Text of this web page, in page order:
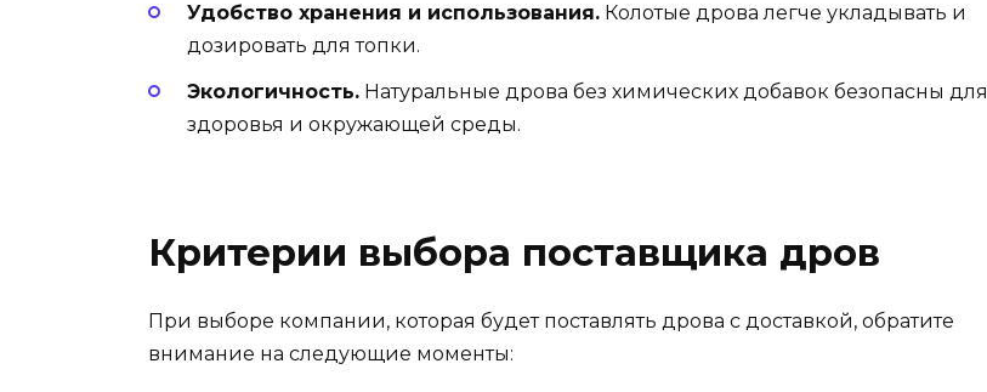
Удобство хранения и использования. Колотые дрова легче укладывать и
дозировать для топки.
Экологичность. Натуральные дрова без химических добавок безопасны для
здоровья и окружающей среды.
Критерии выбора поставщика дров
При выборе компании, которая будет поставлять дрова с доставкой, обратите
внимание на следующие моменты: